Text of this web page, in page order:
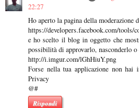
22:27
Ho aperto la pagina della moderazione
https://developers.facebook.com/tools/
e ho scelto il blog in oggetto che
possibilità di approvarlo, nasconderlo
http://i.imgur.com/lGhHiuY.png
Forse nella tua applicazione non
Privacy
@#
Rispondi